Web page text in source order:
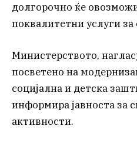
долгорочно ќе
поквалитетни услуги
Министерството,
посветено на
социјална и детска
информира јавноста за
активности.